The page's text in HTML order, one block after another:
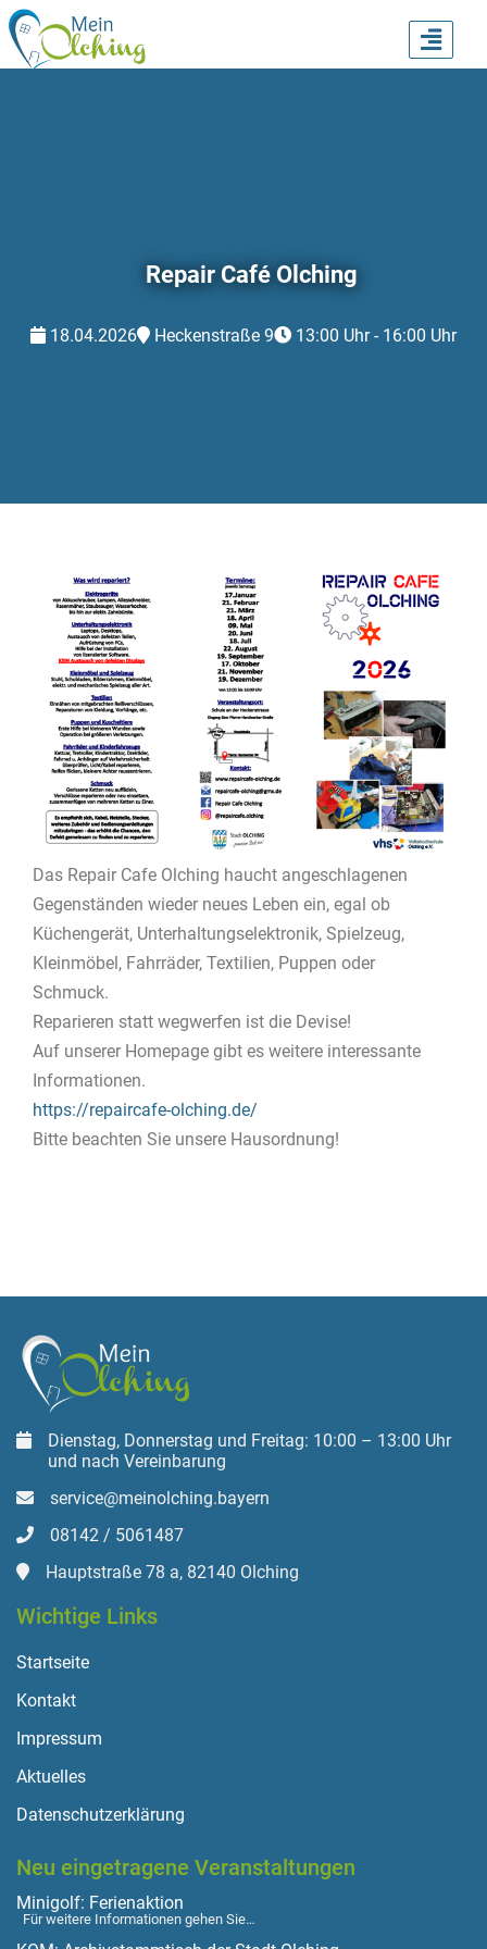
Repair Café Olching
18.04.2026 Heckenstraße 9 13:00 Uhr - 16:00 Uhr
Das Repair Cafe Olching haucht angeschlagenen
Gegenständen wieder neues Leben ein, egal ob
Küchengerät, Unterhaltungselektronik, Spielzeug,
Kleinmöbel, Fahrräder, Textilien, Puppen oder
Schmuck.
Reparieren statt wegwerfen ist die Devise!
Auf unserer Homepage gibt es weitere interessante
Informationen.
https://repaircafe-olching.de/
Bitte beachten Sie unsere Hausordnung!
Dienstag, Donnerstag und Freitag: 10:00 – 13:00 Uhr
und nach Vereinbarung
service@meinolching.bayern
08142 / 5061487
Hauptstraße 78 a, 82140 Olching
Wichtige Links
Startseite
Kontakt
Impressum
Aktuelles
Datenschutzerklärung
Neu eingetragene Veranstaltungen
Minigolf: Ferienaktion
Für weitere Informationen gehen Sie…